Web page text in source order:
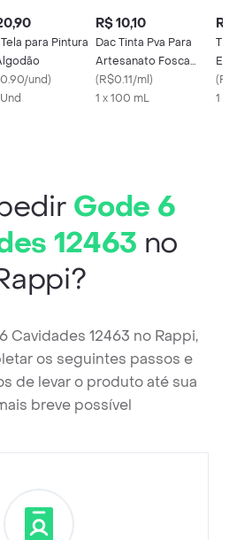
para Pintura
und)
R$ 10,10
Dac Tinta Pva Para
Artesanato Fosca
Branco 26002-1
(R$0.11/ml)
1 x 100 mL
R$
(
1
Gode 6
12463 no
Cavidades 12463 no Rappi,
os seguintes passos e
de levar o produto até sua
breve possível